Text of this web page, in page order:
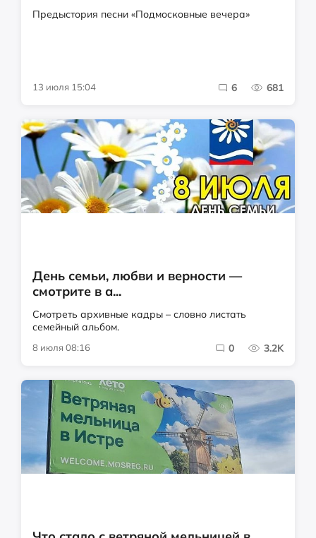
Предыстория песни «Подмосковные вечера»
13 июля 15:04 6 681
День семьи, любви и верности —
смотрите в а...
Смотреть архивные кадры – словно листать
семейный альбом.
8 июля 08:16 0 3.2K